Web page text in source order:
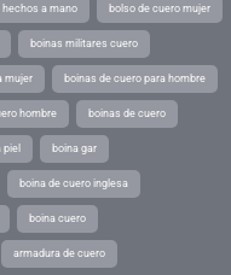
a mano bolso de cuero mujer
boinas militares cuero
mujer boinas de cuero para hombre
hombre boinas de cuero
piel boina gar
boina de cuero inglesa
boina cuero
armadura de cuero